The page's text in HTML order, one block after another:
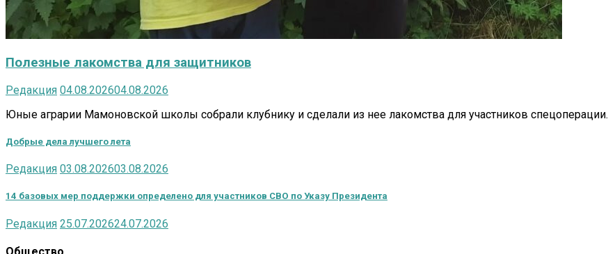
Полезные лакомства для защитников
Редакция 04.08.202604.08.2026
Юные аграрии Мамоновской школы собрали клубнику и сделали из нее лакомства для участников спецоперации.
Добрые дела лучшего лета
Редакция 03.08.202603.08.2026
14 базовых мер поддержки определено для участников СВО по Указу Президента
Редакция 25.07.202624.07.2026